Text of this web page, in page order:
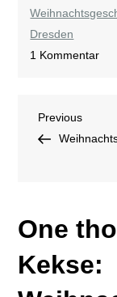
Dresden
1 Kommentarzu
für
Previous
Post
Previous
One
Kekse: